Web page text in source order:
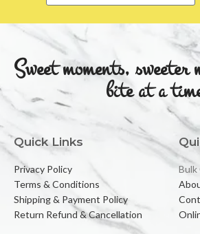
Sweet moments, sweeter
bite at a
Quick Links
Privacy Policy
Terms & Conditions
Shipping & Payment Policy
Return Refund & Cancellation